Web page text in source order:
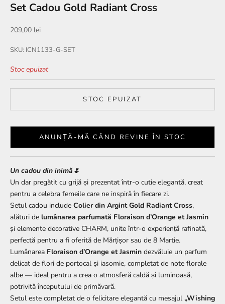
Set Cadou Gold Radiant Cross
Preț redus
209,00 lei
SKU: ICN1133-G-SET
Stoc epuizat
STOC EPUIZAT
ANUNȚĂ-MĂ CÂND REVINE ÎN STOC
Un cadou din inimă🌷
Un dar pregătit cu grijă și prezentat într-o cutie elegantă, creat
pentru a celebra femeile care ne inspiră în fiecare zi.
Setul cadou include Colierdin Argint Gold Radiant Cross,
alături de lumânarea parfumată Floraison d’Orange et Jasmin
și elemente decorative CHARM, unite într-o experiență rafinată,
perfectă pentru a fi oferită de Mărțișor sau de 8 Martie.
Lumânarea Floraison d’Orange et Jasmin dezvăluie un parfum
delicat de flori de portocal și iasomie, completat de note florale
albe — ideal pentru a crea o atmosferă caldă și luminoasă,
potrivită începutului de primăvară.
Setul este completat de o felicitare elegantă cu mesajul „Wishing